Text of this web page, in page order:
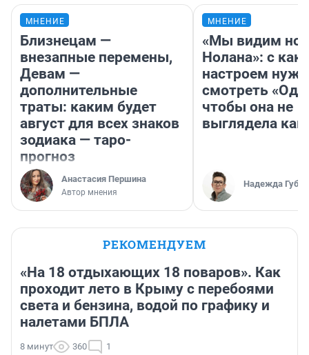
МНЕНИЕ
Близнецам —
внезапные перемены,
Девам —
дополнительные
траты: каким будет
август для всех знаков
зодиака — таро-
прогноз
Анастасия Першина
Автор мнения
МНЕНИЕ
«Мы видим
Нолана»: с
настроем
смотреть
чтобы она не
выглядела как
Надежда
РЕКОМЕНДУЕМ
«На 18 отдыхающих 18 поваров». Как
проходит лето в Крыму с перебоями
света и бензина, водой по графику и
налетами БПЛА
8 минут 360 1